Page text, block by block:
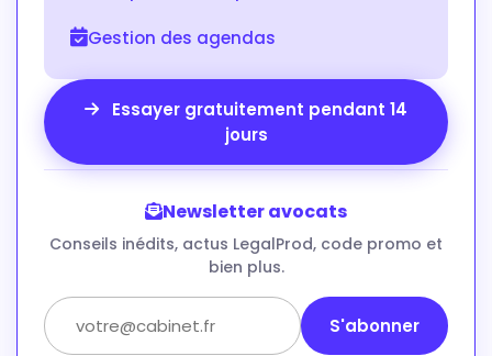
Gestion des agendas
Essayer gratuitement pendant 14
jours
Newsletter avocats
Conseils inédits, actus LegalProd, code promo et
bien plus.
S'abonner